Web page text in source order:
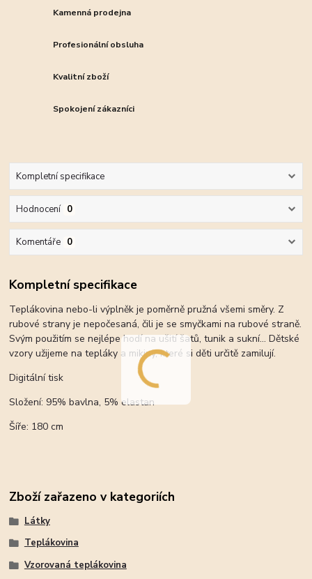
Kamenná prodejna
Profesionální obsluha
Kvalitní zboží
Spokojení zákazníci
Kompletní specifikace
Hodnocení 0
Komentáře 0
Kompletní specifikace
Teplákovina nebo-li výplněk je poměrně pružná všemi směry. Z
rubové strany je nepočesaná, čili je se smyčkami na rubové straně.
Svým použitím se nejlépe hodí na ušití šatů, tunik a sukní... Dětské
vzory užijeme na tepláky a mikiny, které si děti určitě zamilují.
Digitální tisk
Složení: 95% bavlna, 5% elastan
Šíře: 180 cm
Zboží zařazeno v kategoriích
Látky
Teplákovina
Vzorovaná teplákovina